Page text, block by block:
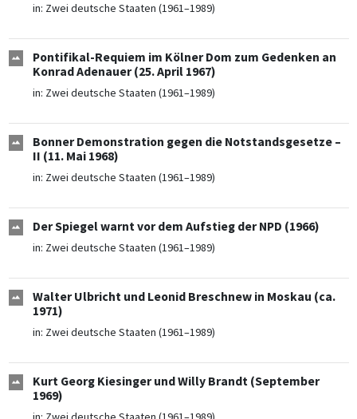
in: Zwei deutsche Staaten (1961–1989)
Pontifikal-Requiem im Kölner Dom zum Gedenken an
Konrad Adenauer (25. April 1967)
in: Zwei deutsche Staaten (1961–1989)
Bonner Demonstration gegen die Notstandsgesetze –
II (11. Mai 1968)
in: Zwei deutsche Staaten (1961–1989)
Der Spiegel warnt vor dem Aufstieg der NPD (1966)
in: Zwei deutsche Staaten (1961–1989)
Walter Ulbricht und Leonid Breschnew in Moskau (ca.
1971)
in: Zwei deutsche Staaten (1961–1989)
Kurt Georg Kiesinger und Willy Brandt (September
1969)